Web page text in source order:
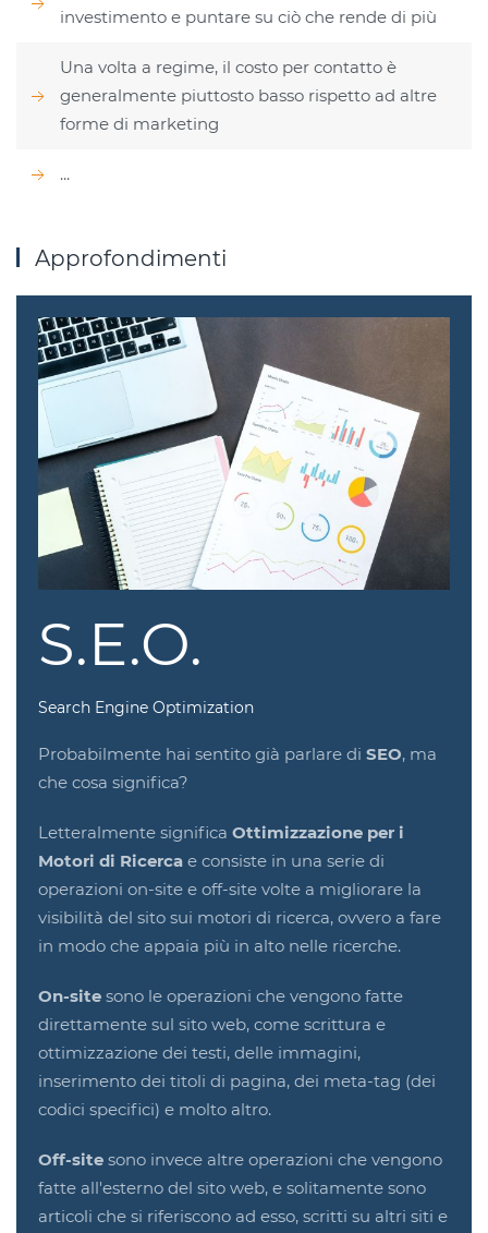
investimento e puntare su ciò che rende di più
Una volta a regime, il costo per contatto è
generalmente piuttosto basso rispetto ad altre
forme di marketing
...
Approfondimenti
S.E.O.
Search Engine Optimization
Probabilmente hai sentito già parlare di SEO, ma
che cosa significa?
Letteralmente significa Ottimizzazione per i
Motori di Ricerca e consiste in una serie di
operazioni on-site e off-site volte a migliorare la
visibilità del sito sui motori di ricerca, ovvero a fare
in modo che appaia più in alto nelle ricerche.
On-site sono le operazioni che vengono fatte
direttamente sul sito web, come scrittura e
ottimizzazione dei testi, delle immagini,
inserimento dei titoli di pagina, dei meta-tag (dei
codici specifici) e molto altro.
Off-site sono invece altre operazioni che vengono
fatte all'esterno del sito web, e solitamente sono
articoli che si riferiscono ad esso, scritti su altri siti e